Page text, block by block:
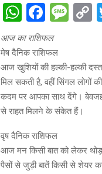
W
h
at
s
A
p
F
a
ce
b
o
o
M
a
g
e
n
k
आज का राशिफल
मेष दैनिक राशिफल
आज खुशियों की हल्की-हल्की
मिल सकती है, वहीं सिंगल लोगों
कदम पर आपका साथ देंगे। बेवजह के
से राहत मिलने के संकेत हैं।
वृष दैनिक राशिफल
आज मन किसी बात को लेकर
पैसों से जुड़ी बातें किसी से शेयर